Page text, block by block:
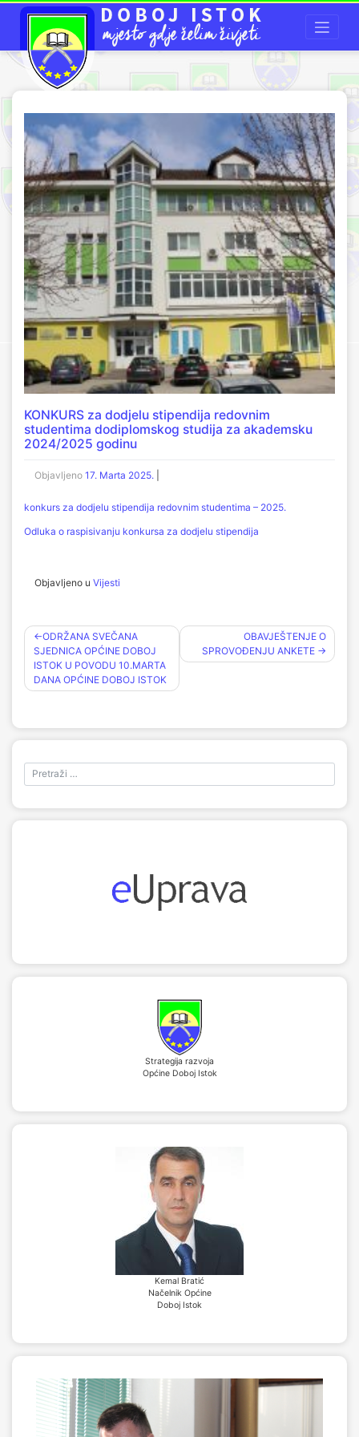
KONKURS za dodjelu stipendija redovnim
studentima dodiplomskog studija za akademsku
2024/2025 godinu
Objavljeno 17. Marta 2025.
konkurs za dodjelu stipendija redovnim studentima – 2025.
Odluka o raspisivanju konkursa za dodjelu stipendija
Objavljeno u Vijesti
Navigacija
članaka
ODRŽANA SVEČANA
SJEDNICA OPĆINE DOBOJ
ISTOK U POVODU 10.MARTA
DANA OPĆINE DOBOJ ISTOK
OBAVJEŠTENJE O
SPROVOĐENJU ANKETE
Strategija razvoja
Općine Doboj Istok
Kemal Bratić
Načelnik Općine
Doboj Istok